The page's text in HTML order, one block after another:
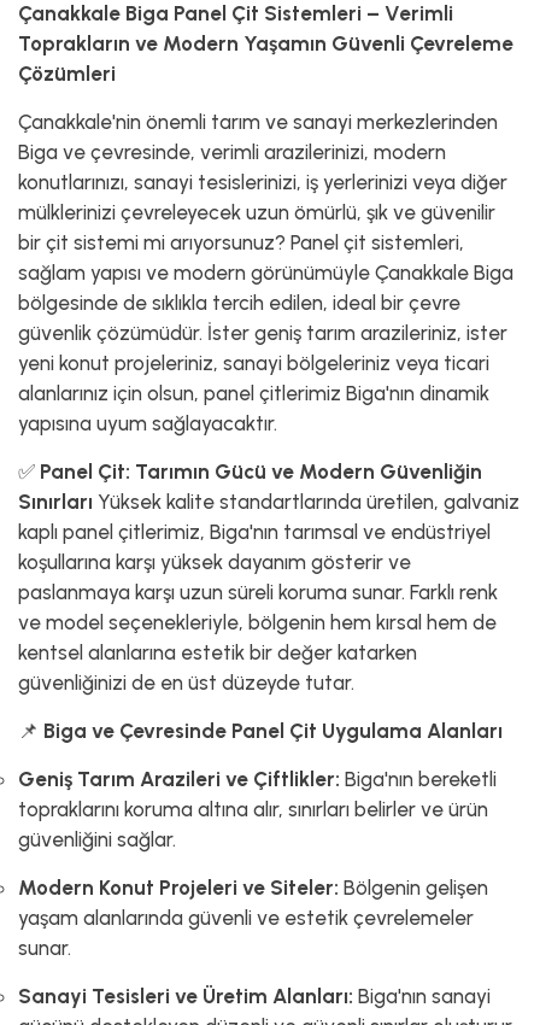
Çanakkale Biga Panel Çit Sistemleri – Verimli
Toprakların ve Modern Yaşamın Güvenli Çevreleme
Çözümleri
Çanakkale'nin önemli tarım ve sanayi merkezlerinden
Biga ve çevresinde, verimli arazilerinizi, modern
konutlarınızı, sanayi tesislerinizi, iş yerlerinizi veya diğer
mülklerinizi çevreleyecek uzun ömürlü, şık ve güvenilir
bir çit sistemi mi arıyorsunuz? Panel çit sistemleri,
sağlam yapısı ve modern görünümüyle Çanakkale Biga
bölgesinde de sıklıkla tercih edilen, ideal bir çevre
güvenlik çözümüdür. İster geniş tarım arazileriniz, ister
yeni konut projeleriniz, sanayi bölgeleriniz veya ticari
alanlarınız için olsun, panel çitlerimiz Biga'nın dinamik
yapısına uyum sağlayacaktır.
✅ Panel Çit: Tarımın Gücü ve Modern Güvenliğin
Sınırları Yüksek kalite standartlarında üretilen, galvaniz
kaplı panel çitlerimiz, Biga'nın tarımsal ve endüstriyel
koşullarına karşı yüksek dayanım gösterir ve
paslanmaya karşı uzun süreli koruma sunar. Farklı renk
ve model seçenekleriyle, bölgenin hem kırsal hem de
kentsel alanlarına estetik bir değer katarken
güvenliğinizi de en üst düzeyde tutar.
📌 Biga ve Çevresinde Panel Çit Uygulama Alanları
Geniş Tarım Arazileri ve Çiftlikler: Biga'nın bereketli
topraklarını koruma altına alır, sınırları belirler ve ürün
güvenliğini sağlar.
Modern Konut Projeleri ve Siteler: Bölgenin gelişen
yaşam alanlarında güvenli ve estetik çevrelemeler
sunar.
Sanayi Tesisleri ve Üretim Alanları: Biga'nın sanayi